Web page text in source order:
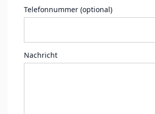
Telefonnummer (optional)
Nachricht